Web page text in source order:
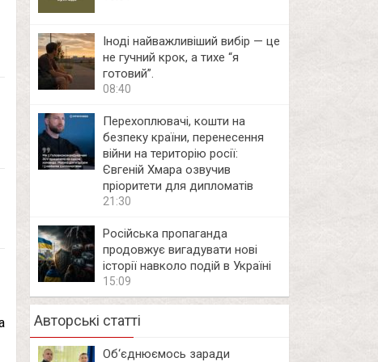
Іноді найважливіший вибір — це
не гучний крок, а тихе “я
готовий”.
08:40
Перехоплювачі, кошти на
безпеку країни, перенесення
війни на територію росії:
Євгеній Хмара озвучив
пріоритети для дипломатів
21:30
Російська пропаганда
продовжує вигадувати нові
історії навколо подій в Україні
15:09
Авторські статті
Об‘єднюємось заради